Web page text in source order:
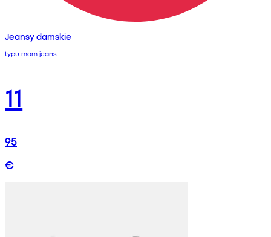
Jeansy damskie
typu mom jeans
11
95
€